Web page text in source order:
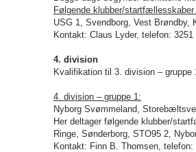
Følgende klubber/startfællesskaber
USG 1, Svendborg, Vest
Kontakt: Claus Lyder, telefon: 3251
4. division
Kvalifikation til 3. division –
4. division – gruppe 1:
Nyborg Svømmeland,
Her deltager følgende klubber/
Ringe, Sønderborg, STO95 2,
Kontakt: Finn B. Thomsen, telefon: